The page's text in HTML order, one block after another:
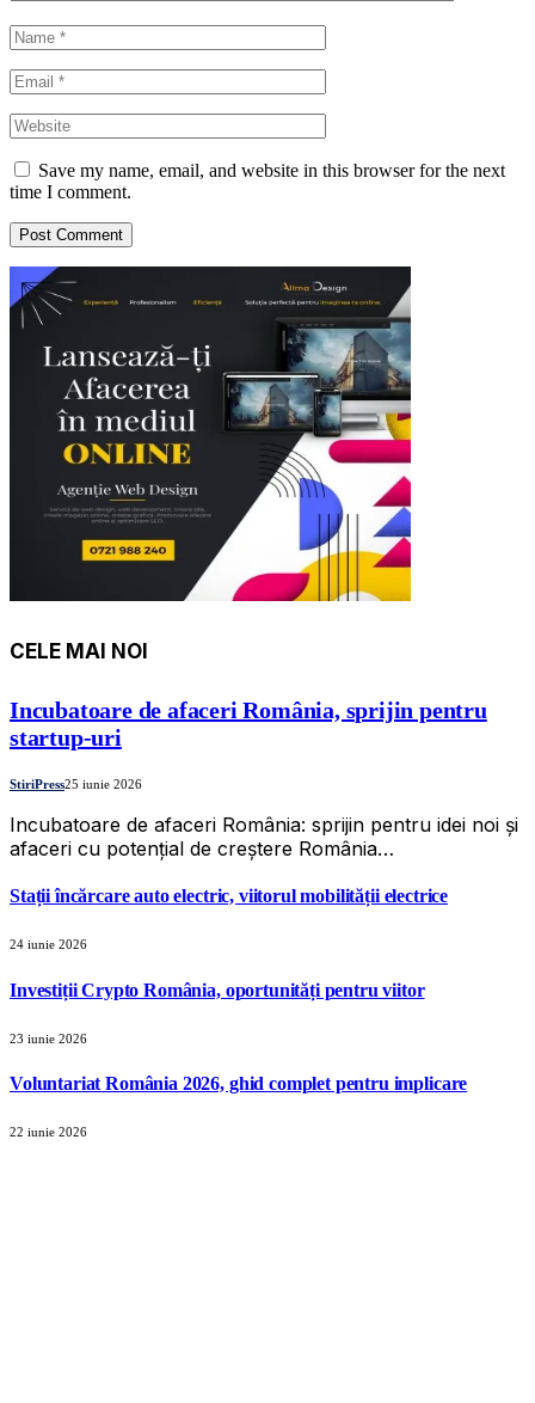
Save my name, email, and website in this browser for the next
time I comment.
CELE MAI NOI
Incubatoare de afaceri România, sprijin pentru
startup-uri
StiriPress25 iunie 2026
Incubatoare de afaceri România: sprijin pentru idei noi și
afaceri cu potențial de creștere România…
Stații încărcare auto electric, viitorul mobilității electrice
24 iunie 2026
Investiții Crypto România, oportunități pentru viitor
23 iunie 2026
Voluntariat România 2026, ghid complet pentru implicare
22 iunie 2026